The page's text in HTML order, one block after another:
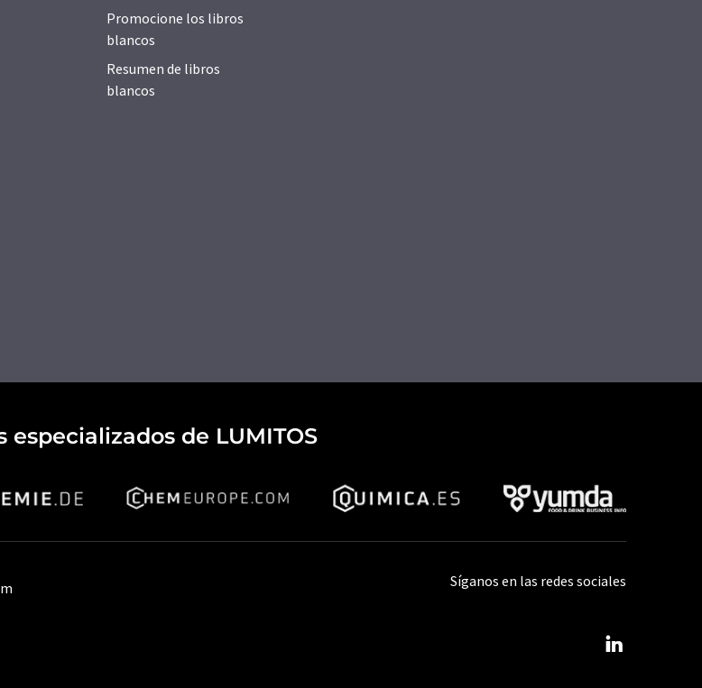
Promocione los libros
blancos
Resumen de libros
blancos
especializados de LUMITOS
Síganos en las redes sociales